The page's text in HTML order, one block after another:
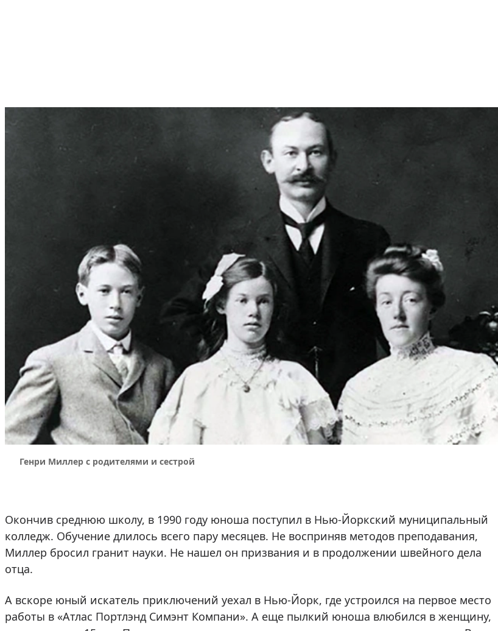
Генри Миллер с родителями и сестрой
Окончив среднюю школу, в 1990 году юноша поступил в Нью-Йоркский муниципальный
колледж. Обучение длилось всего пару месяцев. Не восприняв методов преподавания,
Миллер бросил гранит науки. Не нашел он призвания и в продолжении швейного дела
отца.
А вскоре юный искатель приключений уехал в Нью-Йорк, где устроился на первое место
работы в «Атлас Портлэнд Симэнт Компани». А еще пылкий юноша влюбился в женщину,